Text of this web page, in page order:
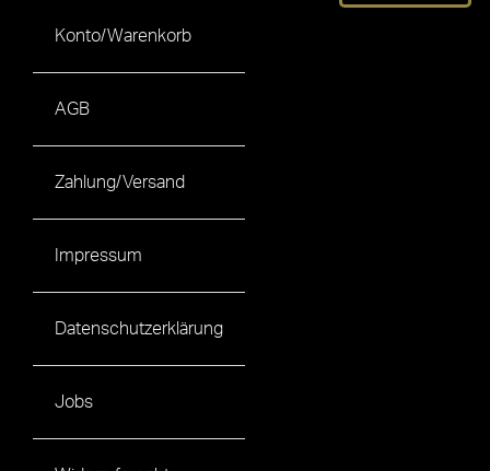
Konto/Warenkorb
AGB
Zahlung/Versand
Impressum
Datenschutzerklärung
Jobs